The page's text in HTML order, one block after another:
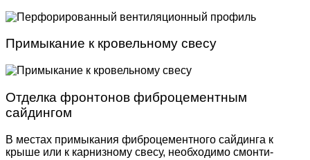
Примыкание к кровельному свесу
Отделка фронтонов фиброцементным
сайдингом
В местах примыкания фиброцементного сайдинга к
крыше или к карнизному свесу, необходимо смонти­